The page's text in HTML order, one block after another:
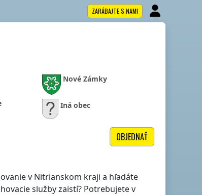
ZARÁBAJTE S NAMI
Nové Zámky
Iná obec
OBJEDNAŤ
v Nitrianskom kraji a hľadáte
služby zaistí? Potrebujetev